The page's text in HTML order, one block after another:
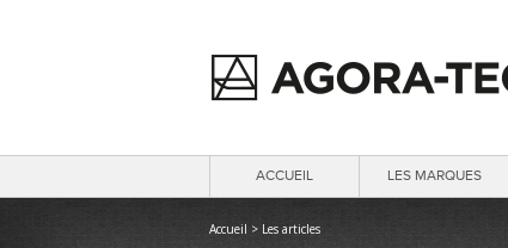
ACCUEIL LES MARQUES
Accueil > Les articles